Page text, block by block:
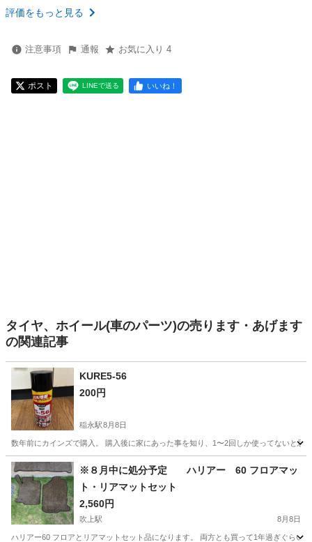
評価をもっと見る
注意事項 通報 お気に入り 4
ポスト LINEで送る いいね！
タイヤ、ホイール(車のパーツ)の売ります・あげます
の関連記事
KURE5-56
200円
稲永駅8月8日
数年前にカインズで購入。 購入後に家にあった事を知り、1〜2回しか使ってないと
愛知 名古屋市 稲永駅 メンテナンス用品
※８月中に処分予定 ハリアー 60 フロアマッ
ト・リアマットセット
2,560円
吹上駅 8月8日
ハリアー60 フロアとリアマットセット品になります。 両方とも買って1年過ぎぐらい